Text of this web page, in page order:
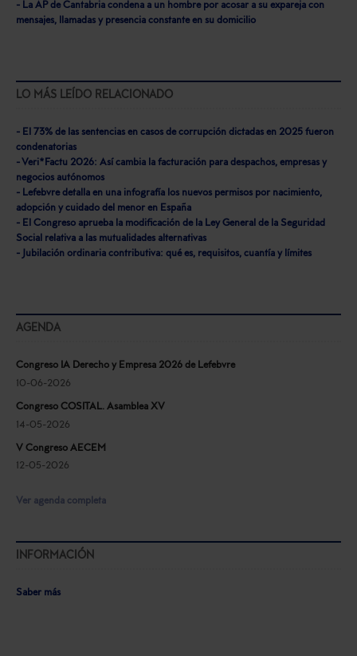
- La AP de Cantabria condena a un hombre por acosar a su expareja con
mensajes, llamadas y presencia constante en su domicilio
LO MÁS LEÍDO RELACIONADO
- El 73% de las sentencias en casos de corrupción dictadas en 2025 fueron
condenatorias
- Veri*Factu 2026: Así cambia la facturación para despachos, empresas y
negocios autónomos
- Lefebvre detalla en una infografía los nuevos permisos por nacimiento,
adopción y cuidado del menor en España
- El Congreso aprueba la modificación de la Ley General de la Seguridad
Social relativa a las mutualidades alternativas
- Jubilación ordinaria contributiva: qué es, requisitos, cuantía y límites
AGENDA
Congreso IA Derecho y Empresa 2026 de Lefebvre
10-06-2026
Congreso COSITAL. Asamblea XV
14-05-2026
V Congreso AECEM
12-05-2026
Ver agenda completa
INFORMACIÓN
Saber más